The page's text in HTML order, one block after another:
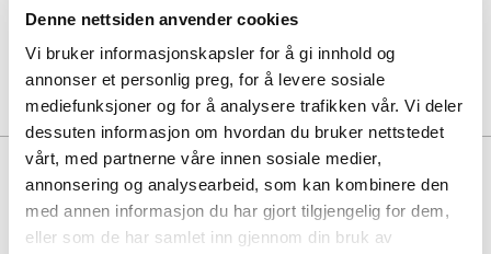
Denne nettsiden anvender cookies
Vi bruker informasjonskapsler for å gi innhold og
annonser et personlig preg, for å levere sosiale
mediefunksjoner og for å analysere trafikken vår. Vi deler
dessuten informasjon om hvordan du bruker nettstedet
vårt, med partnerne våre innen sosiale medier,
annonsering og analysearbeid, som kan kombinere den
med annen informasjon du har gjort tilgjengelig for dem,
eller som de har samlet inn gjennom din bruk av
Combi Care Foam skovask
99,-
BESKRIVELSE
Hollie fra Vagabond er en elegant sneaker i semsket skinn med
kombinasjon av skinn og tekstil i fôr. Gummisålen gir godt grep og